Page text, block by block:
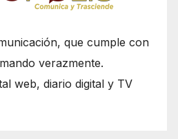
que cumple con
verazmente.
web, diario digital y TV